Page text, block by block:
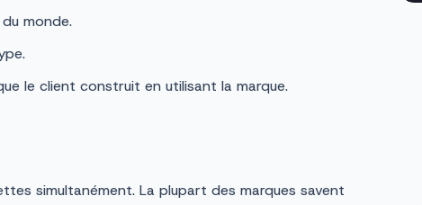
monde.
le client construit en utilisant la marque.
simultanément. La plupart des marques savent